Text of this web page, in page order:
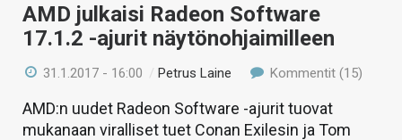
AMD julkaisi Radeon Software
17.1.2 -ajurit näytönohjaimilleen
31.1.2017 - 16:00 /Petrus Laine Kommentit (15)
AMD:n uudet Radeon Software -ajurit tuovat
mukanaan viralliset tuet Conan Exilesin ja Tom